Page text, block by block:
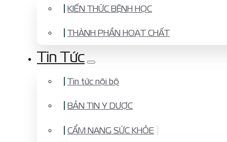
KIẾN THỨC BỆNH HỌC
THÀNH PHẦN HOẠT CHẤT
Tin Tức
Tin tức nội bộ
BẢN TIN Y DƯỢC
CẨM NANG SỨC KHỎE